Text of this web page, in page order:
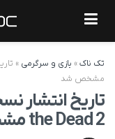
تک ناک» بازی و سرگرمی »
مشخص شد
the Dead 2 مشخص شد